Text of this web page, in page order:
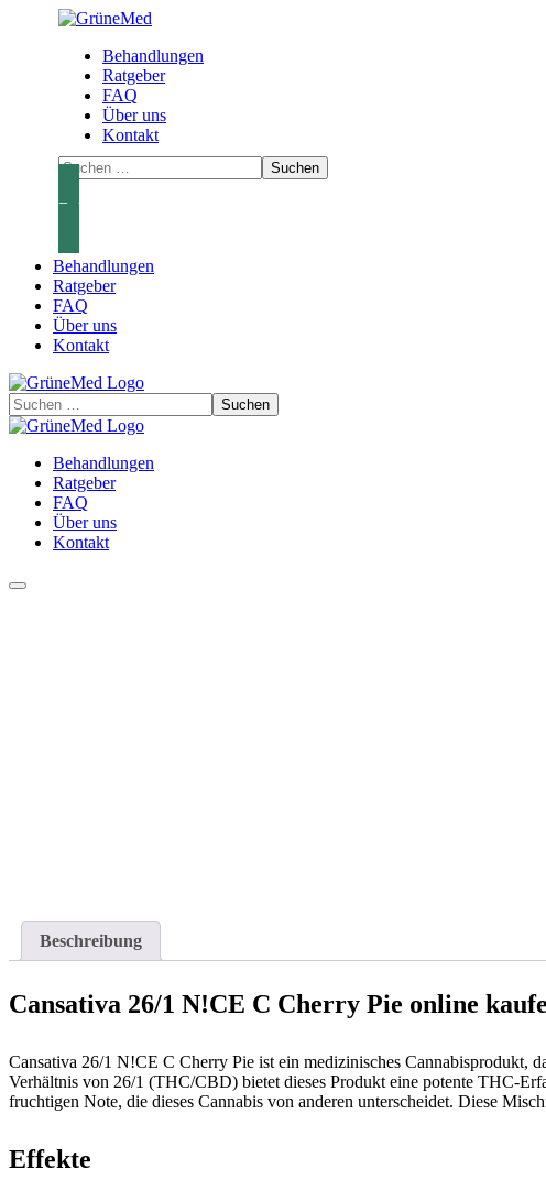
Behandlungen
Ratgeber
FAQ
Über uns
Kontakt
Behandlungen
Behandlungen
Ratgeber
FAQ
Über uns
Kontakt
Behandlungen
Ratgeber
FAQ
Über uns
Kontakt
Beschreibung
Cansativa 26/1 N!CE C Cherry Pie online
Cansativa 26/1 N!CE C Cherry Pie ist ein medizinisches Cannabisprodukt,
Verhältnis von 26/1 (THC/CBD) bietet dieses Produkt eine potente THC-
fruchtigen Note, die dieses Cannabis von anderen unterscheidet. Diese
Effekte